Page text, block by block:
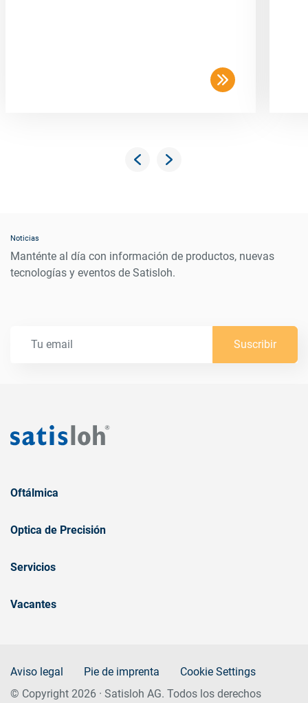
Noticias
Manténte al día con información de productos, nuevas
tecnologías y eventos de Satisloh.
Suscribir
Oftálmica
Optica de Precisión
Servicios
Vacantes
Aviso legal Pie de imprenta
Cookie Settings
© Copyright 2026 · Satisloh AG. Todos los derechos